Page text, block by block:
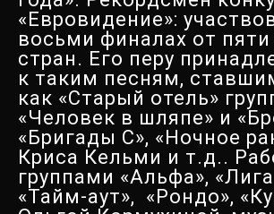
«Евровидение»:
восьми финалах от
стран. Его перу
к таким песням,
как «Старый отель»
«Человек в шляпе» и
«Бригады С», «Ночное
Криса Кельми и т.д..
группами «Альфа»,
«Тайм-аут», «Рондо»,